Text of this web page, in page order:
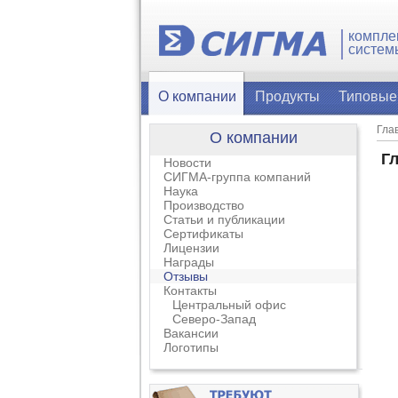
О компании Продукты
О компании
Новости
СИГМА-группа компаний
Наука
Производство
Статьи и публикации
Сертификаты
Лицензии
Награды
Отзывы
Контакты
Центральный офис
Северо-Запад
Вакансии
Логотипы